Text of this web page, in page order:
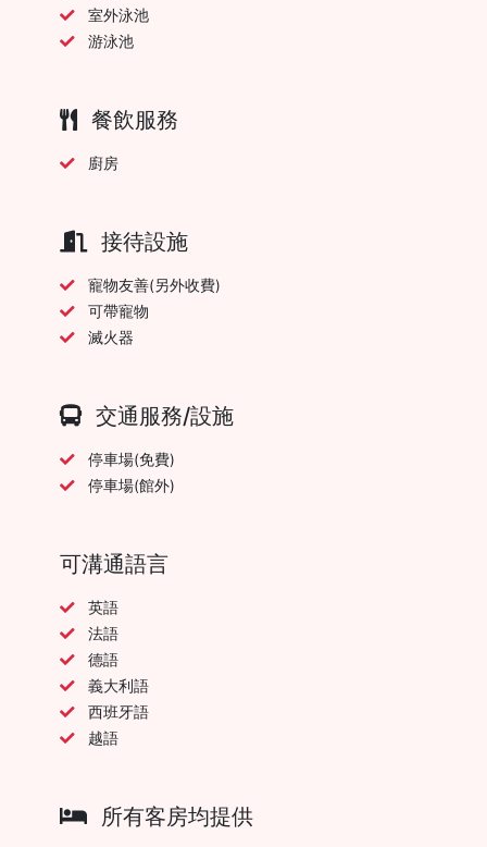
室外泳池
游泳池
餐飲服務
廚房
接待設施
寵物友善(另外收費)
可帶寵物
滅火器
交通服務/設施
停車場(免費)
停車場(館外)
可溝通語言
英語
法語
德語
義大利語
西班牙語
越語
所有客房均提供